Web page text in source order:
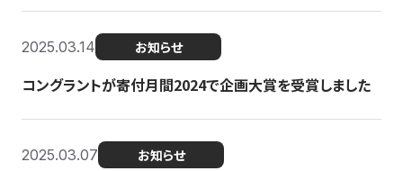
2025.03.14 お知らせ
コングラントが寄付月間2024で企画大賞を受賞しました
2025.03.07 お知らせ